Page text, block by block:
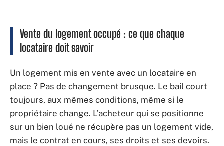
Vente du logement occupé : ce que chaque
locataire doit savoir
Un logement mis en vente avec un locataire en
place ? Pas de changement brusque. Le bail court
toujours, aux mêmes conditions, même si le
propriétaire change. L’acheteur qui se positionne
sur un bien loué ne récupère pas un logement vide,
mais le contrat en cours, ses droits et ses devoirs.